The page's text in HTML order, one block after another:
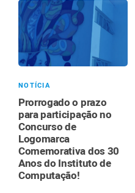
NOTÍCIA
Prorrogado o prazo
para participação no
Concurso de
Logomarca
Comemorativa dos 30
Anos do Instituto de
Computação!